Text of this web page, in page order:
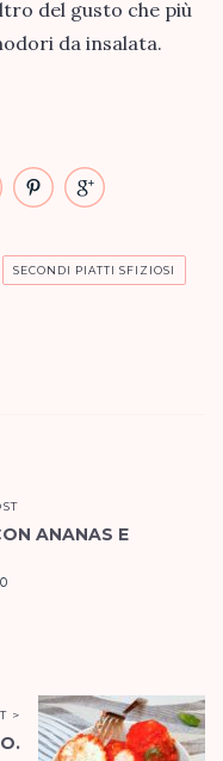
del gusto che più
da insalata.
SECONDI PIATTI SFIZIOSI
ANANAS E
>